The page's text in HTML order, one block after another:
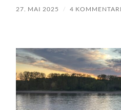
27. MAI 2025 / 4